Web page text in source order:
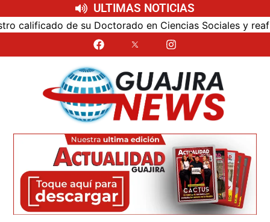
ULTIMAS NOTICIAS
de su Doctorado en Ciencias Sociales y